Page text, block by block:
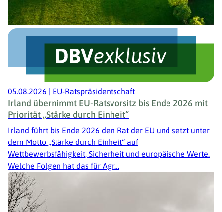
05.08.2026 | EU-Ratspräsidentschaft
Irland übernimmt EU-Ratsvorsitz bis Ende 2026 mit
Priorität „Stärke durch Einheit“
Irland führt bis Ende 2026 den Rat der EU und setzt unter
dem Motto „Stärke durch Einheit“ auf
Wettbewerbsfähigkeit, Sicherheit und europäische Werte.
Welche Folgen hat das für Agr…